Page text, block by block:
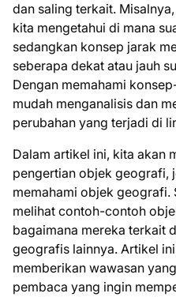
dan saling terkait.
kita mengetahui di mana
sedangkan konsep jarak
seberapa dekat atau jauh
Dengan memahami
mudah menganalisis dan
perubahan yang terjadi di
Dalam artikel ini, kita akan
pengertian objek geografi,
memahami objek geografi.
melihat contoh-contoh
bagaimana mereka terkait
geografis lainnya. Artikel
memberikan wawasan
pembaca yang ingin